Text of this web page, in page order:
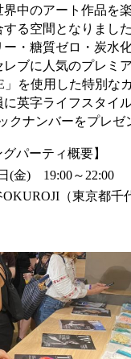
界中のアート作品を
る空間となりまし
・糖質ゼロ・炭水
レブに人気のプレミ
」を使用した特別な
に英字ライフスタイ
クナンバーをプレゼ
グパーティ概要】
(金) 19:00～22:00
（東京都千